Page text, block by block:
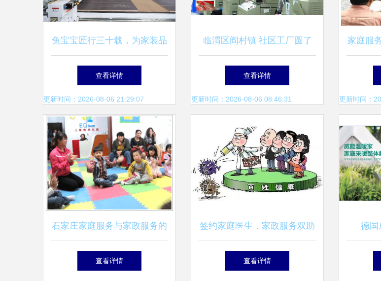
兔宝宝匠行三十载，为家装品
质保驾护航
查看详情
更新时间：2026-08-06 21:29:07
临渭区阎村镇 社区工厂圆了
群众家门口的就业梦
查看详情
更新时间：2026-08-06 08:46:31
家庭服
更新时间：
石家庄家庭服务与家政服务的
现状与发展趋势
查看详情
签约家庭医生，家政服务双助
力，共筑健康园区暖心网
查看详情
德国
获